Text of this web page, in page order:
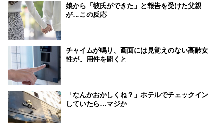
娘から「彼氏ができた」と報告を受けた父親
が…この反応
チャイムが鳴り、画面には見覚えのない高齢女
性が。用件を聞くと
「なんかおかしくね？」ホテルでチェックイン
していたら…マジか